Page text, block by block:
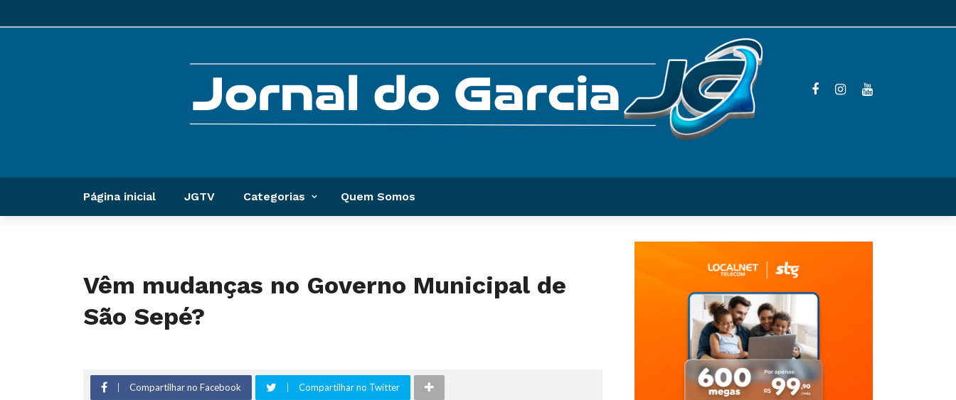
Página inicial JGTV Categorias Quem Somos
Vêm mudanças no Governo Municipal de
São Sepé?
Compartilhar no Facebook Compartilhar no Twitter